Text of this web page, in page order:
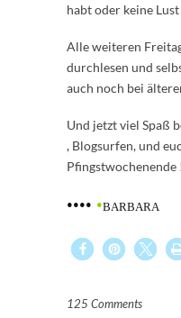
habt oder keine
Alle weiteren
durchlesen und
auch noch bei
Und jetzt viel Spaß
, Blogsurfen, und
Pfingstwochenende !
•••• •BARBARA
125 Comments